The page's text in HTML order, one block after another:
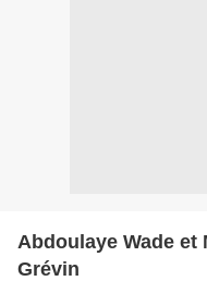
Abdoulaye Wade et
Grévin